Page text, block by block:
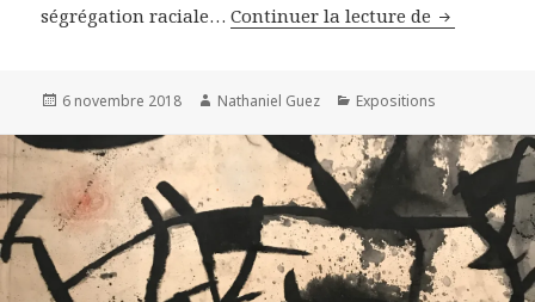
ségrégation raciale…Continuer la lecture de Jean
Publié
6 novembre 2018 Auteur
Nathaniel Guez Catégories
Expositions